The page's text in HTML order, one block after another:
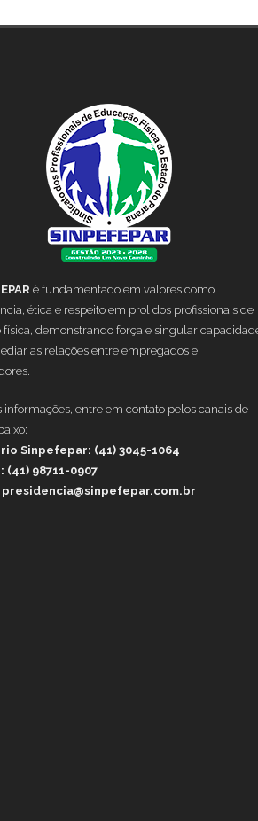
é fundamentado em valores como
ética e respeito em prol dos profissionais de
física, demonstrando força e singular
as relações entre empregados e
informações, entre em contato pelos canais de
Sinpefepar: (41) 3045-1064
(41) 98711-0907
presidencia@sinpefepar.com.br